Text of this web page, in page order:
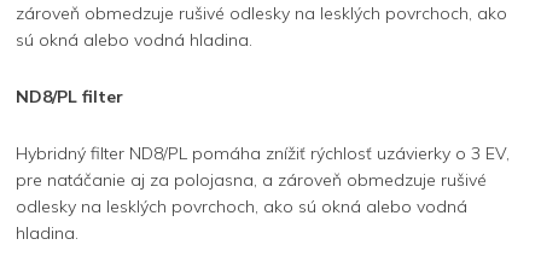
zároveň obmedzuje rušivé odlesky na lesklých povrchoch, ako
sú okná alebo vodná hladina.
ND8/PL filter
Hybridný filter ND8/PL pomáha znížiť rýchlosť uzávierky o 3 EV,
pre natáčanie aj za polojasna, a zároveň obmedzuje rušivé
odlesky na lesklých povrchoch, ako sú okná alebo vodná
hladina.